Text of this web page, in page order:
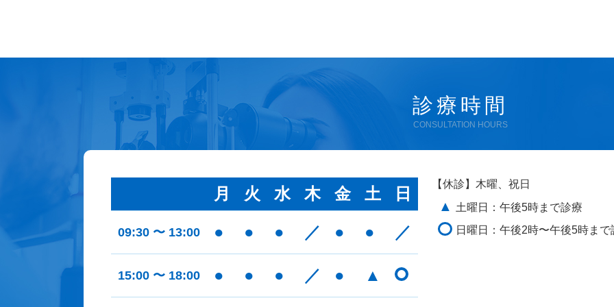
診療時間
CONSULTATION HOURS
月 火 水 木 金 土 日
09:30 〜 13:00 ● ● ● ／ ● ● ／
15:00 〜 18:00 ● ● ● ／ ● ▲
【休診】木曜、祝日
▲
土曜日：午後5時まで診療
日曜日：午後2時〜午後5時まで